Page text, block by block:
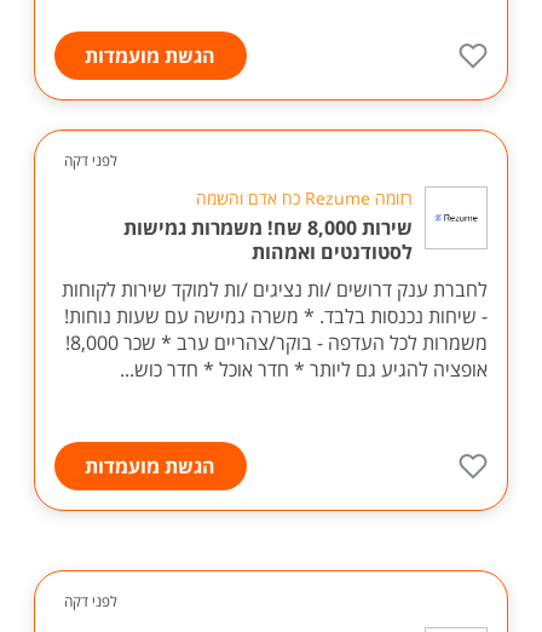
הגשת מועמדות
לפני דקה
רזומה Rezume כח אדם והשמה
שירות 8,000 שח! משמרות גמישות
לסטודנטים ואמהות
לחברת ענק דרושים /ות נציגים /ות למוקד שירות לקוחות
- שיחות נכנסות בלבד. * משרה גמישה עם שעות נוחות!
משמרות לכל העדפה - בוקר/צהריים ערב * שכר 8,000!
אופציה להגיע גם ליותר * חדר אוכל * חדר כוש...
הגשת מועמדות
לפני דקה